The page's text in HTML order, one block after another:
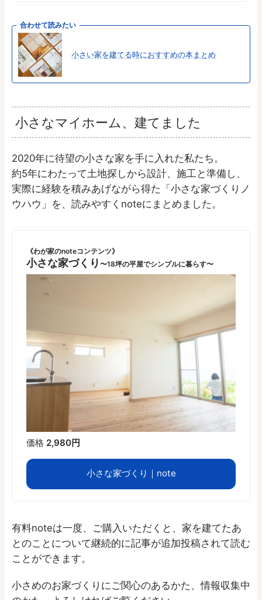
合わせて読みたい
小さい家を建てる時におすすめの本まとめ
小さなマイホーム、建てました
2020年に待望の小さな家を手に入れた私たち。
約5年にわたって土地探しから設計、施工と準備し、
実際に経験を積みあげながら得た「小さな家づくりノ
ウハウ」を、読みやすくnoteにまとめました。
《わが家のnoteコンテンツ》
小さな家づくり 〜18坪の平屋でシンプルに暮らす〜
価格 2,980円
小さな家づくり｜note
有料noteは一度、ご購入いただくと、家を建てたあ
とのことについて継続的に記事が追加投稿されて読む
ことができます。
小さめのお家づくりにご関心のあるかた、情報収集中